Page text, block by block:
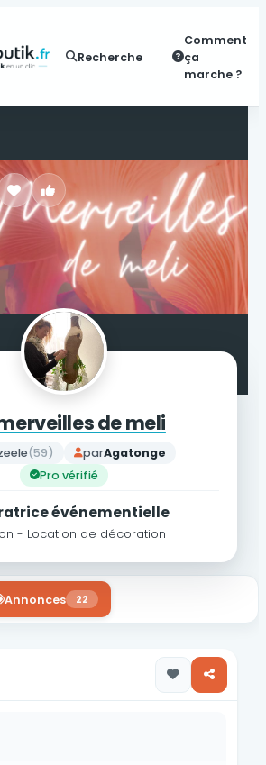
Recherche
Comment
ça
marche ?
de meli
(59) parAgatonge
Pro vérifié
événementielle
- Location de décoration
Annonces 22